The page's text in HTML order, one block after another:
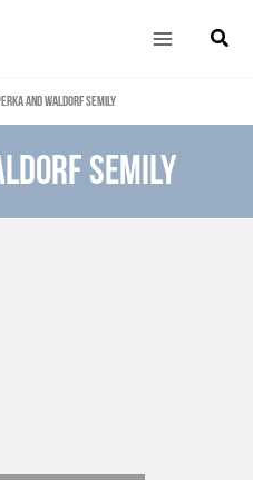
Main
Suche
and Waldorf Semily
Semily